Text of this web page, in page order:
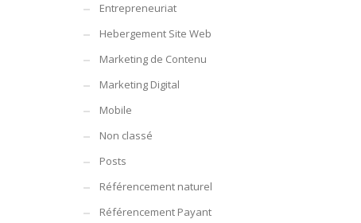
Entrepreneuriat
Hebergement Site Web
Marketing de Contenu
Marketing Digital
Mobile
Non classé
Posts
Référencement naturel
Référencement Payant